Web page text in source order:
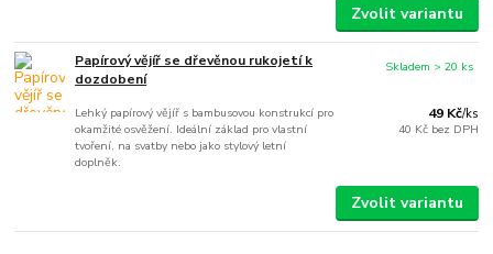
Zvolit variantu
Papírový vějíř se dřevěnou rukojetí k
dozdobení
Lehký papírový vějíř s bambusovou konstrukcí pro
okamžité osvěžení. Ideální základ pro vlastní
tvoření, na svatby nebo jako stylový letní
doplněk.
49 Kč/ks
40 Kč bez DPH
Skladem > 20 ks
Zvolit variantu